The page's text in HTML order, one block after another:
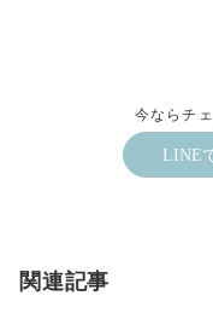
今ならチ
LINE
関連記事